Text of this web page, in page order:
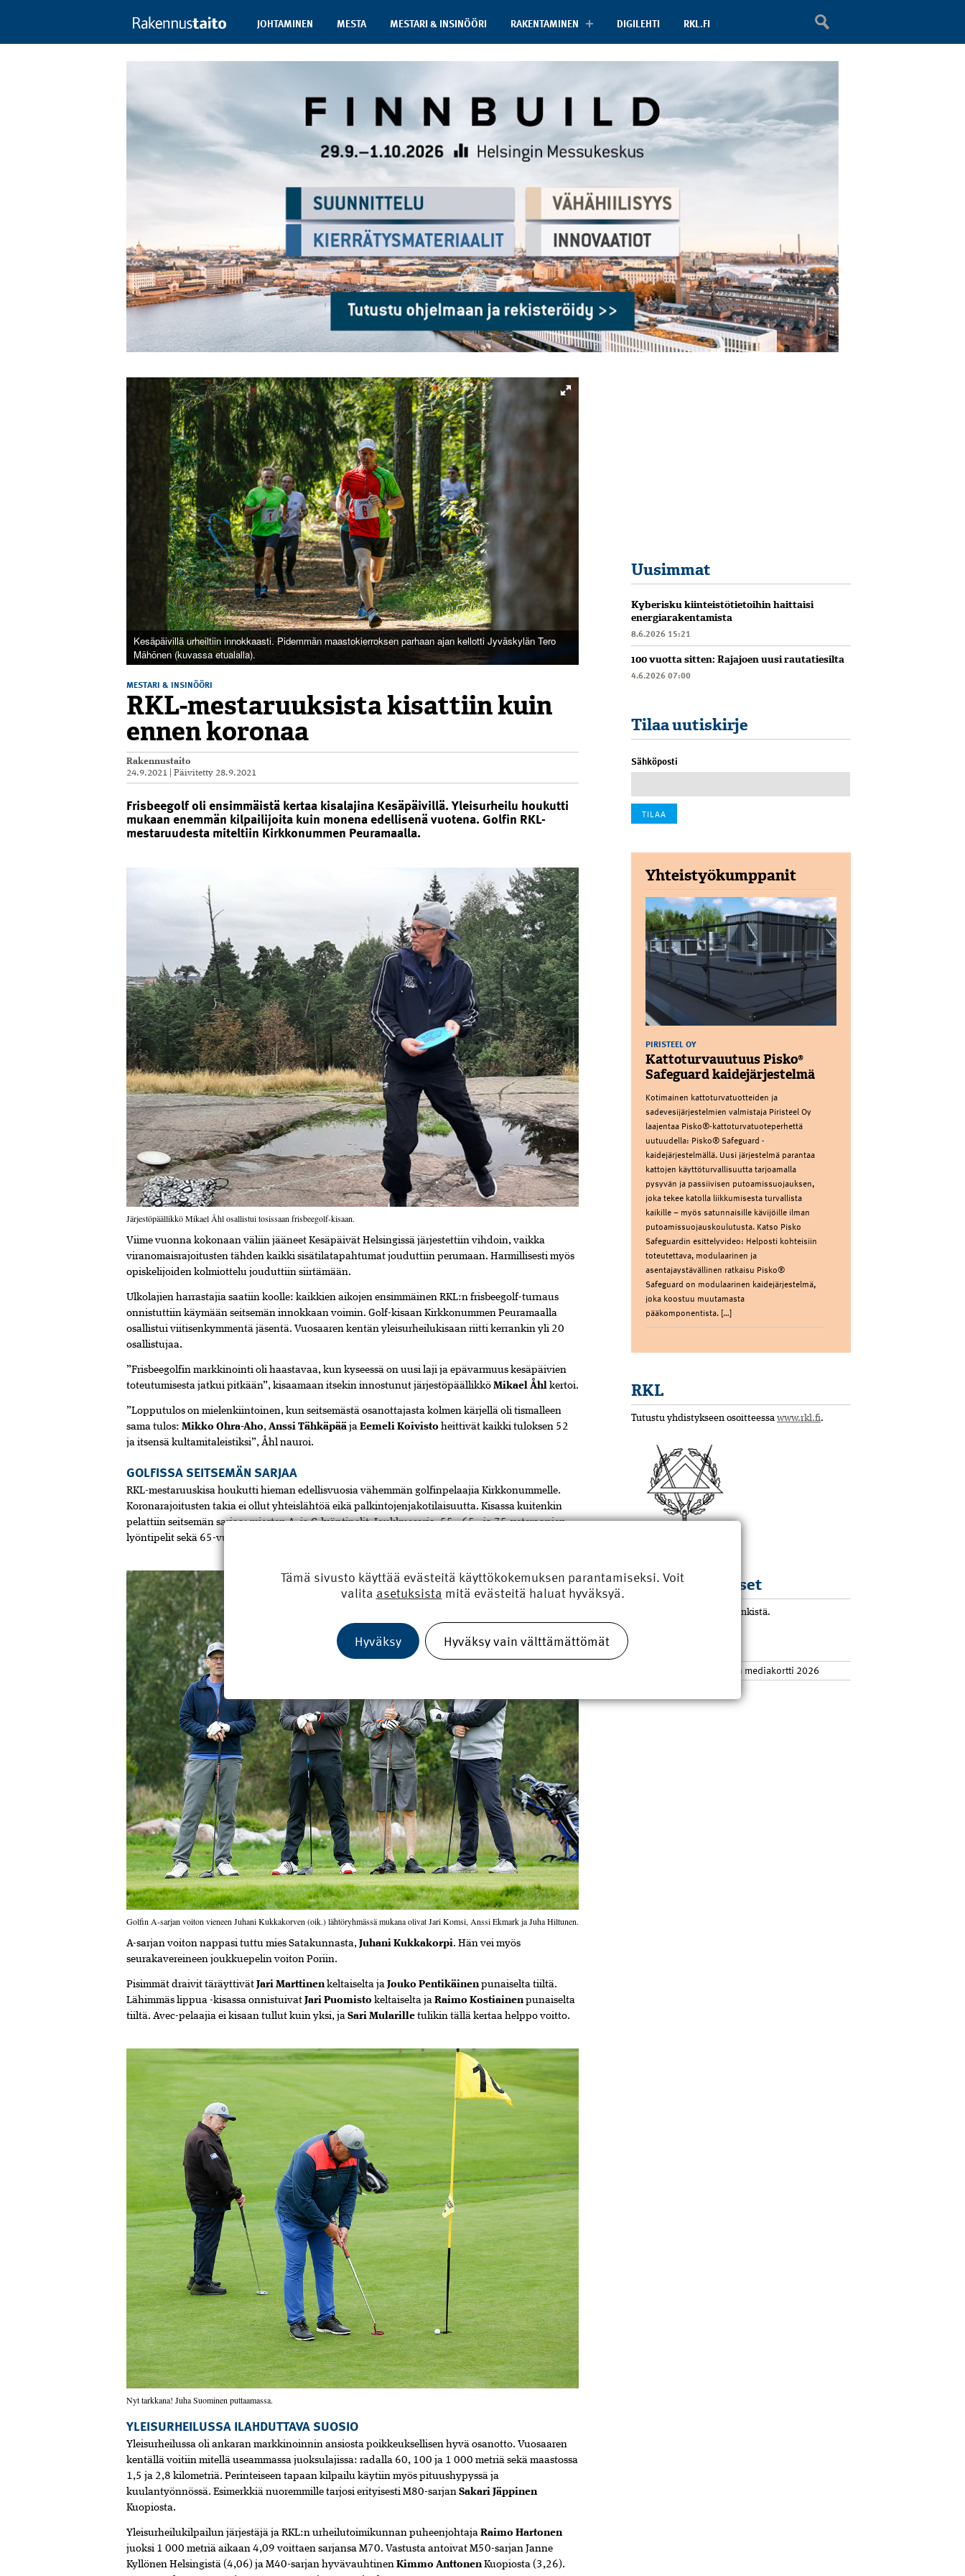
JOHTAMINEN MESTA MESTARI & INSINÖÖRI RAKENTAMINEN DIGILEHTI RKL.FI
Kesäpäivillä urheiltiin innokkaasti. Pidemmän maastokierroksen parhaan ajan kellotti Jyväskylän Tero
Mähönen (kuvassa etualalla).
MESTARI & INSINÖÖRI
RKL-mestaruuksista kisattiin kuin
ennen koronaa
Rakennustaito
24.9.2021
|Päivitetty 28.9.2021
Frisbeegolf oli ensimmäistä kertaa kisalajina Kesäpäivillä. Yleisurheilu houkutti
mukaan enemmän kilpailijoita kuin monena edellisenä vuotena. Golfin RKL-
mestaruudesta miteltiin Kirkkonummen Peuramaalla.
Järjestöpäällikkö Mikael Åhl osallistui tosissaan frisbeegolf-kisaan.
Viime vuonna kokonaan väliin jääneet Kesäpäivät Helsingissä järjestettiin vihdoin, vaikka
viranomaisrajoitusten tähden kaikki sisätilatapahtumat jouduttiin perumaan. Harmillisesti myös
opiskelijoiden kolmiottelu jouduttiin siirtämään.
Ulkolajien harrastajia saatiin koolle: kaikkien aikojen ensimmäinen RKL:n frisbeegolf-turnaus
onnistuttiin käymään seitsemän innokkaan voimin. Golf-kisaan Kirkkonummen Peuramaalla
osallistui viitisenkymmentä jäsentä. Vuosaaren kentän yleisurheilukisaan riitti kerrankin yli 20
osallistujaa.
”Frisbeegolfin markkinointi oli haastavaa, kun kyseessä on uusi laji ja epävarmuus kesäpäivien
toteutumisesta jatkui pitkään”, kisaamaan itsekin innostunut järjestöpäällikköMikael Åhl kertoi.
”Lopputulos on mielenkiintoinen, kun seitsemästä osanottajasta kolmen kärjellä oli tismalleen
sama tulos:Mikko Ohra-Aho,Anssi Tähkäpää jaEemeli Koivisto heittivät kaikki tuloksen 52
ja itsensä kultamitaleistiksi”, Åhl nauroi.
GOLFISSA SEITSEMÄN SARJAA
RKL-mestaruuskisa houkutti hieman edellisvuosia vähemmän golfinpelaajia Kirkkonummelle.
Koronarajoitusten takia ei ollut yhteislähtöä eikä palkintojenjakotilaisuutta. Kisassa kuitenkin
pelattiin seitsemän sarjaa: miesten A- ja C-lyöntipelit, Joukkuesarja, 55-, 65-, ja 75-veteraanien
lyöntipelit sekä 65-vuotiaiden pistebogey.
Golfin A-sarjan voiton vieneen Juhani Kukkakorven (oik.) lähtöryhmässä mukana olivat Jari Komsi, Anssi Ekmark ja Juha Hiltunen.
A-sarjan voiton nappasi tuttu mies Satakunnasta,Juhani Kukkakorpi. Hän vei myös
seurakavereineen joukkuepelin voiton Poriin.
Pisimmät draivit täräyttivät Jari Marttinenkeltaiselta jaJouko Pentikäinenpunaiselta tiiltä.
Lähimmäs lippua -kisassa onnistuivatJari Puomisto keltaiselta jaRaimo Kostiainenpunaiselta
tiiltä. Avec-pelaajia ei kisaan tullut kuin yksi, jaSari Mularille tulikin tällä kertaa helppo voitto.
Nyt tarkkana! Juha Suominen puttaamassa.
YLEISURHEILUSSA ILAHDUTTAVA SUOSIO
Yleisurheilussa oli ankaran markkinoinnin ansiosta poikkeuksellisen hyvä osanotto. Vuosaaren
kentällä voitiin mitellä useammassa juoksulajissa: radalla 60, 100 ja 1 000 metriä sekä maastossa
1,5 ja 2,8 kilometriä. Perinteiseen tapaan kilpailu käytiin myös pituushypyssä ja
kuulantyönnössä. Esimerkkiä nuoremmille tarjosi erityisesti M80-sarjanSakari Jäppinen
Kuopiosta.
Yleisurheilukilpailun järjestäjä ja RKL:n urheilutoimikunnan puheenjohtajaRaimo Hartonen
juoksi 1 000 metriä aikaan 4,09 voittaen sarjansa M70. Vastusta antoivat M50-sarjan Janne
Kyllönen Helsingistä (4,06) ja M40-sarjan hyvävauhtinenKimmo AnttonenKuopiosta (3,26).
Uusimmat
Kyberisku kiinteistötietoihin haittaisi
energiarakentamista
8.6.2026 15:21
100 vuotta sitten: Rajajoen uusi rautatiesilta
4.6.2026 07:00
Tilaa uutiskirje
Sähköposti
Yhteistyökumppanit
PIRISTEEL OY
Kattoturvauutuus Pisko®
Safeguard kaidejärjestelmä
Kotimainen kattoturvatuotteiden ja
sadevesijärjestelmien valmistaja Piristeel Oy
laajentaa Pisko®-kattoturvatuoteperhettä
uutuudella: Pisko® Safeguard -
kaidejärjestelmällä. Uusi järjestelmä parantaa
kattojen käyttöturvallisuutta tarjoamalla
pysyvän ja passiivisen putoamissuojauksen,
joka tekee katolla liikkumisesta turvallista
kaikille – myös satunnaisille kävijöille ilman
putoamissuojauskoulutusta. Katso Pisko
Safeguardin esittelyvideo: Helposti kohteisiin
toteutettava, modulaarinen ja
asentajaystävällinen ratkaisu Pisko®
Safeguard on modulaarinen kaidejärjestelmä,
joka koostuu muutamasta
pääkomponentista. […]
RKL
Tutustu yhdistykseen osoitteessa www.rkl.fi.
RKL koulutukset
linkistä.
Lehden ja verkkosivuston mediakortti 2026
Tämä sivusto käyttää evästeitä käyttökokemuksen parantamiseksi. Voit
valita asetuksista mitä evästeitä haluat hyväksyä.
Hyväksy Hyväksy vain välttämättömät